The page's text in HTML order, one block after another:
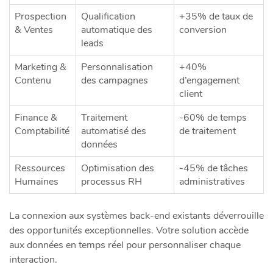
Prospection
& Ventes
Qualification
automatique des
leads
+35% de taux de
conversion
Marketing &
Contenu
Personnalisation
des campagnes
+40%
d’engagement
client
Finance &
Comptabilité
Traitement
automatisé des
données
-60% de temps
de traitement
Ressources
Humaines
Optimisation des
processus RH
-45% de tâches
administratives
La connexion aux systèmes back-end existants déverrouille
des opportunités exceptionnelles. Votre solution accède
aux données en temps réel pour personnaliser chaque
interaction.